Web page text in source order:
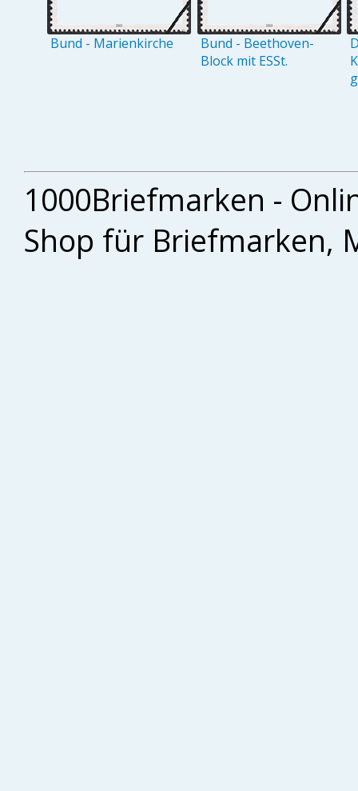
Bund - Marienkirche
Bund - Beethoven-
Block mit ESSt.
1000Briefmarken -
Shop für Briefmarken,